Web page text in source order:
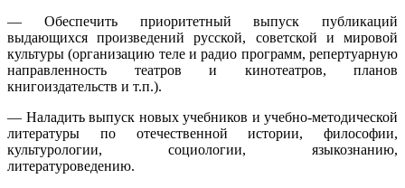
— Обеспечить приоритетный выпуск публикаций
выдающихся произведенийрусской, советской и мировой
культуры (организацию теле и радио программ, репертуарную
направленность театров и кинотеатров, планов
книгоиздательств и т.п.).
— Наладить выпуск новых учебников и учебно-методической
литературы по отечественнойистории, философии,
культурологии, социологии, языкознанию,
литературоведению.